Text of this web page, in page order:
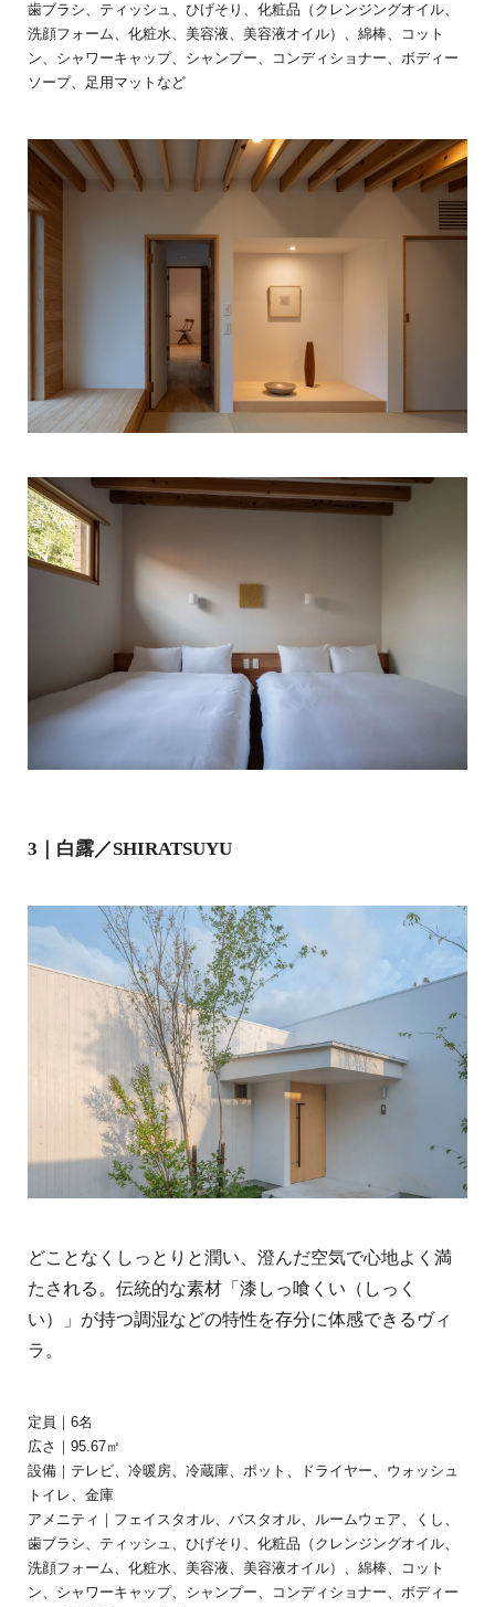
歯ブラシ、ティッシュ、ひげそり、化粧品（クレンジングオイル、
洗顔フォーム、化粧水、美容液、美容液オイル）、綿棒、コット
ン、シャワーキャップ、シャンプー、コンディショナー、ボディー
ソープ、足用マットなど
3｜白露／SHIRATSUYU
どことなくしっとりと潤い、澄んだ空気で心地よく満
たされる。伝統的な素材「漆しっ喰くい（しっく
い）」が持つ調湿などの特性を存分に体感できるヴィ
ラ。
定員｜6名
広さ｜95.67㎡
設備｜テレビ、冷暖房、冷蔵庫、ポット、ドライヤー、ウォッシュ
トイレ、金庫
アメニティ｜フェイスタオル、バスタオル、ルームウェア、くし、
歯ブラシ、ティッシュ、ひげそり、化粧品（クレンジングオイル、
洗顔フォーム、化粧水、美容液、美容液オイル）、綿棒、コット
ン、シャワーキャップ、シャンプー、コンディショナー、ボディー